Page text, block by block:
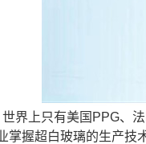
世界上只有美国PPG、
掌握超白玻璃的生产技